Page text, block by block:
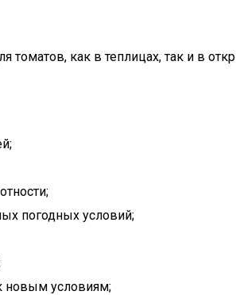
томатов, как в теплицах, так и в
погодных условий;
новым условиям;